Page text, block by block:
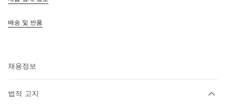
배송 및 반품
회사
채용정보
법적 고지